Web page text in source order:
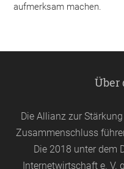
aufmerksam machen.
Über
Die Allianz zur
Zusammenschluss
Die 2018 unter dem
Internetwirtschaft e. V.